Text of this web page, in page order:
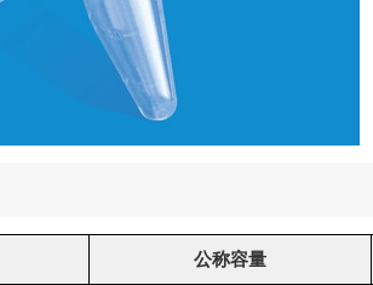
公称容量